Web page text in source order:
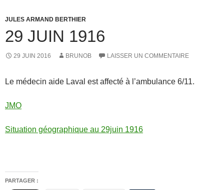
JULES ARMAND BERTHIER
29 JUIN 1916
29 JUIN 2016 BRUNOB LAISSER UN COMMENTAIRE
Le médecin aide Laval est affecté à l’ambulance 6/11.
JMO
Situation géographique au 29juin 1916
PARTAGER :